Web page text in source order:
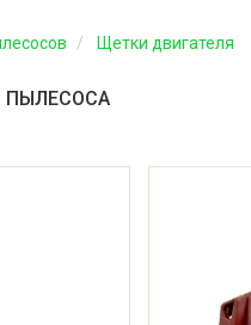
Щетки двигателя
ПЫЛЕСОСА